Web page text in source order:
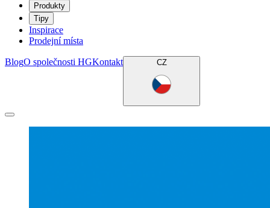
Produkty
Tipy
Inspirace
Prodejní místa
BlogO společnosti HGKontakt CZ